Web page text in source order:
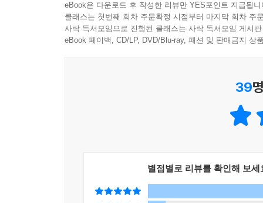
eBook은 다운로드 후 작성한 리뷰만 YES포인트 지급됩니
클래스는 첫번째 회차 주문확정 시점부터 마지막 회차 주
사락 독서모임으로 진행된 클래스는 사락 독서모임 게시
eBook 페이백, CD/LP, DVD/Blu-ray, 패션 및 판매금지 상
39
별점별로 리뷰를 확인해 보세